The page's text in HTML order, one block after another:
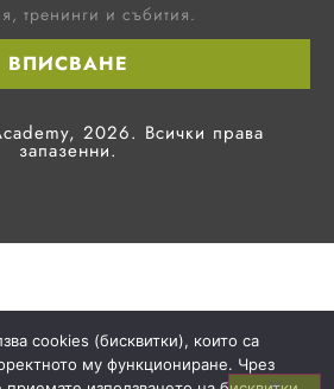
тренинги и събития.
ВПИСВАНЕ
2026. Всички права
запазенни.
cookies (бисквитки), които са
му функциониране. Чрез